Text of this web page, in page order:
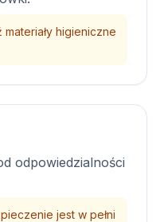
materiały higieniczne
odpowiedzialności
jest w pełni